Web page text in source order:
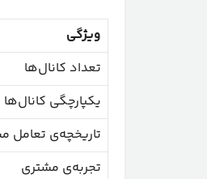
ویژگی
تعداد کانال‌ها
یکپارچگی کانال‌ها
تاریخچه‌ی تعامل
تجربه‌ی مشتری